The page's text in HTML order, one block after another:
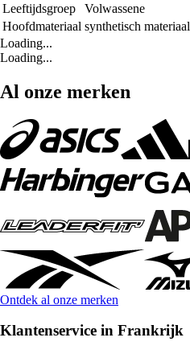
Leeftijdsgroep
Volwassene
Hoofdmateriaal synthetisch materiaal
Loading...
Loading...
Al onze merken
Ontdek al onze merken
Klantenservice in Frankrijk